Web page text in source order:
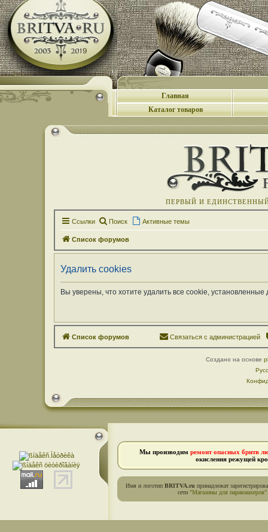
Главная
Каталог товаров
ПЕРВЫЙ И
Ссылки Поиск Активные темы
Список форумов
Удалить cookies
Вы уверены, что хотите удалить все cookie,
Список форумов Связаться с администрацией
Создано на основе
Мы производим ремонт опасных бритв
окисления режущей
Имя и логотип BRITVA.ru принадлежат
сети "Магазины для парикмахеров"